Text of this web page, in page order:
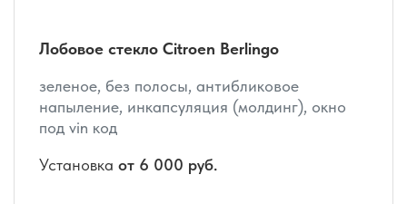
Лобовое стекло Citroen Berlingo
зеленое, без полосы, антибликовое
напыление, инкапсуляция (молдинг), окно
под vin код
Установка от 6 000 руб.